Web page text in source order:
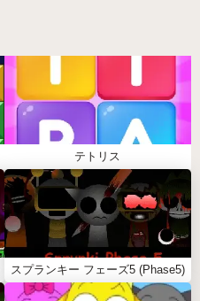
テトリス
スプランキー フェーズ5 (Phase5)